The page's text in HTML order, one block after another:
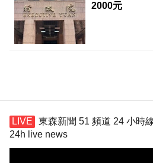
2000元
東森新聞 51 頻道 24 小時
24h live news